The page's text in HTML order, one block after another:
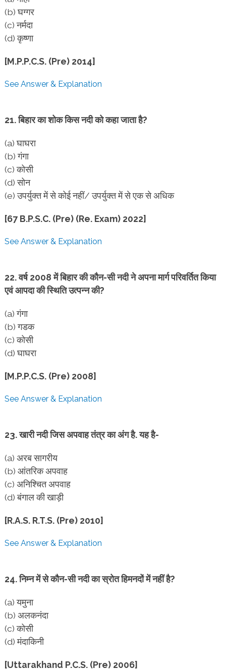
(b) घग्गर
(c) नर्मदा
(d) कृष्णा
[M.P.P.C.S. (Pre) 2014]
See Answer & Explanation
21. बिहार का शोक किस नदी को कहा जाता है?
(a) घाघरा
(b) गंगा
(c) कोसी
(d) सोन
(e) उपर्युक्त में से कोई नहीं/ उपर्युक्त में से एक से अधिक
[67 B.P.S.C. (Pre) (Re. Exam) 2022]
See Answer & Explanation
22. वर्ष 2008 में बिहार की कौन-सी नदी ने अपना मार्ग परिवर्तित किया
एवं आपदा की स्थिति उत्पन्न की?
(a) गंगा
(b) गडक
(c) कोसी
(d) घाघरा
[M.P.P.C.S. (Pre) 2008]
See Answer & Explanation
23. खारी नदी जिस अपवाह तंत्र का अंग है. यह है-
(a) अरब सागरीय
(b) आंतरिक अपवाह
(c) अनिश्चित अपवाह
(d) बंगाल की खाड़ी
[R.A.S. R.T.S. (Pre) 2010]
See Answer & Explanation
24. निम्न में से कौन-सी नदी का स्रोत हिमनदों में नहीं है?
(a) यमुना
(b) अलकनंदा
(c) कोसी
(d) मंदाकिनी
[Uttarakhand P.C.S. (Pre) 2006]